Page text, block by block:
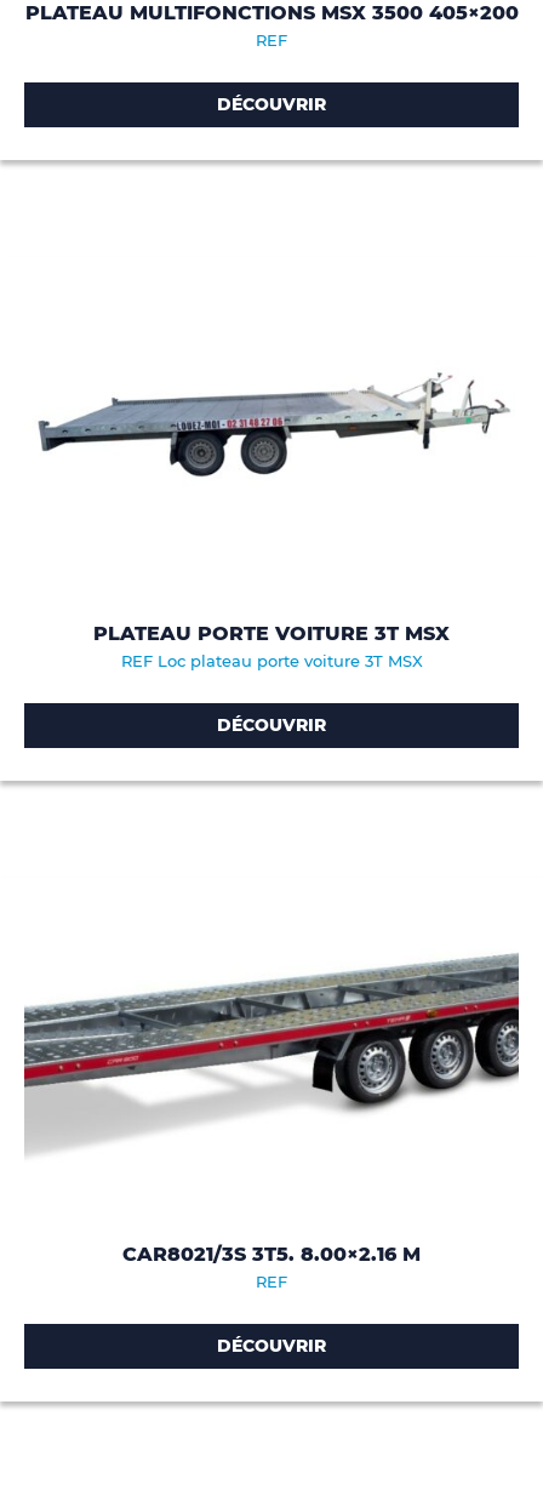
PLATEAU MULTIFONCTIONS MSX 3500 405×200
REF
DÉCOUVRIR
PLATEAU PORTE VOITURE 3T MSX
REF Loc plateau porte voiture 3T MSX
DÉCOUVRIR
CAR8021/3S 3T5. 8.00×2.16 M
REF
DÉCOUVRIR